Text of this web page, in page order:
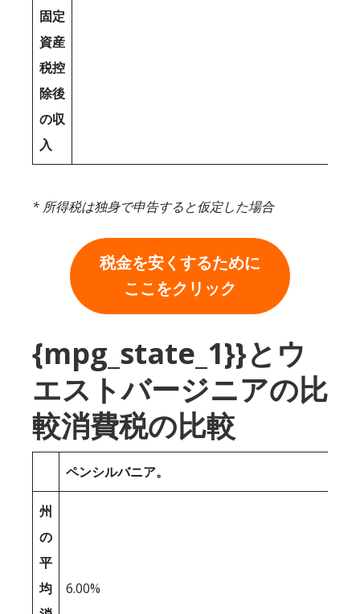
固定
資産
税控
除後
の収
入
* 所得税は独身で申告すると仮定した場合
税金を安くするために
ここをクリック
{mpg_state_1}}とウ
エストバージニアの比
較消費税の比較
ペンシルバニア。
州
の
平
均
6.00%